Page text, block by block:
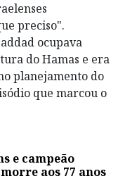
preciso".
ocupava
do Hamas e era
planejamento do
que marcou o
e campeão
aos 77 anos